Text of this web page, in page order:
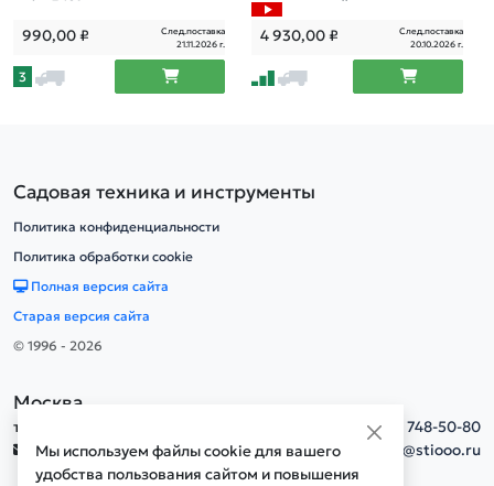
лифт; 360°, магниты
990,00₽
След.поставка
21.11.2026 г.
3
ция, алюминий
4 930,00₽
След.поставка
20.10.2026 г.
Мы используем файлы cookie для вашего
удобства пользования сайтом и повышения
Садовая техника и инструменты
Политика конфиденциальности
Политика обработки cookie
Полная версия сайта
Старая версия сайта
© 1996 - 2026
Москва
тел.
+7(495) 748-50-80
info@stiooo.ru